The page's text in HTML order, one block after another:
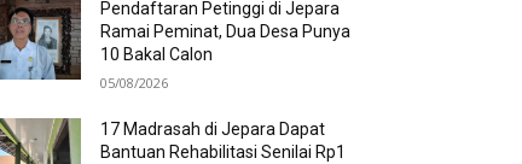
Pendaftaran Petinggi di Jepara
Ramai Peminat, Dua Desa Punya
10 Bakal Calon
05/08/2026
17 Madrasah di Jepara Dapat
Bantuan Rehabilitasi Senilai Rp1